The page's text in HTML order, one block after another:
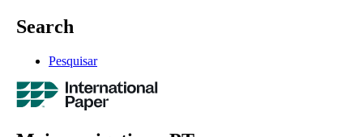
Search
Pesquisar